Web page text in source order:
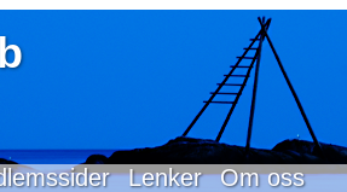
Lenker Om oss